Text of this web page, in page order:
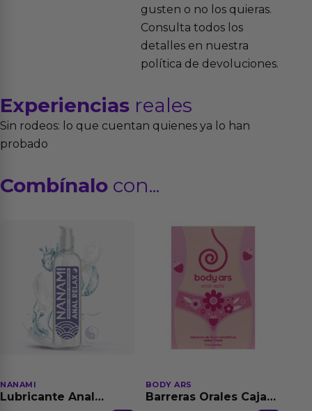
gusten o no los quieras.
Consulta todos los
detalles en nuestra
política de devoluciones.
Experiencias reales
Sin rodeos: lo que cuentan quienes ya lo han
probado
Combínalo con...
NANAMI
Lubricante Anal
BODY ARS
Barreras Orales Caja